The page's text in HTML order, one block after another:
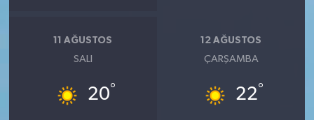
11 AĞUSTOS
SALI
20°
12 AĞUSTOS
ÇARŞAMBA
22°